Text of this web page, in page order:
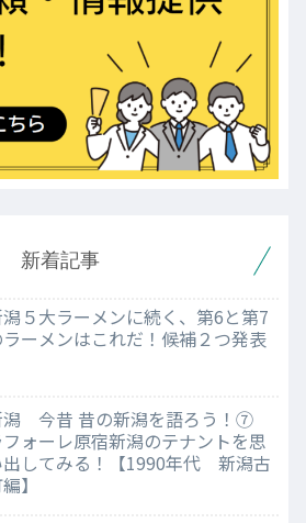
新着記事
５大ラーメンに続く、第6と第7
ラーメンはこれだ！候補２つ発表
潟 今昔 昔の新潟を語ろう！⑦
フォーレ原宿新潟のテナントを思
出してみる！【1990年代 新潟古
】